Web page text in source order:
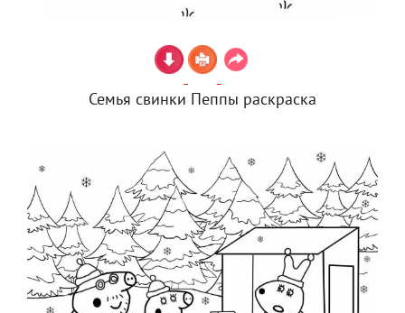
Семья свинки Пеппы раскраска